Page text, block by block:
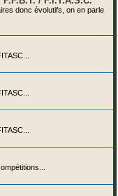
donc évolutifs, on en parle